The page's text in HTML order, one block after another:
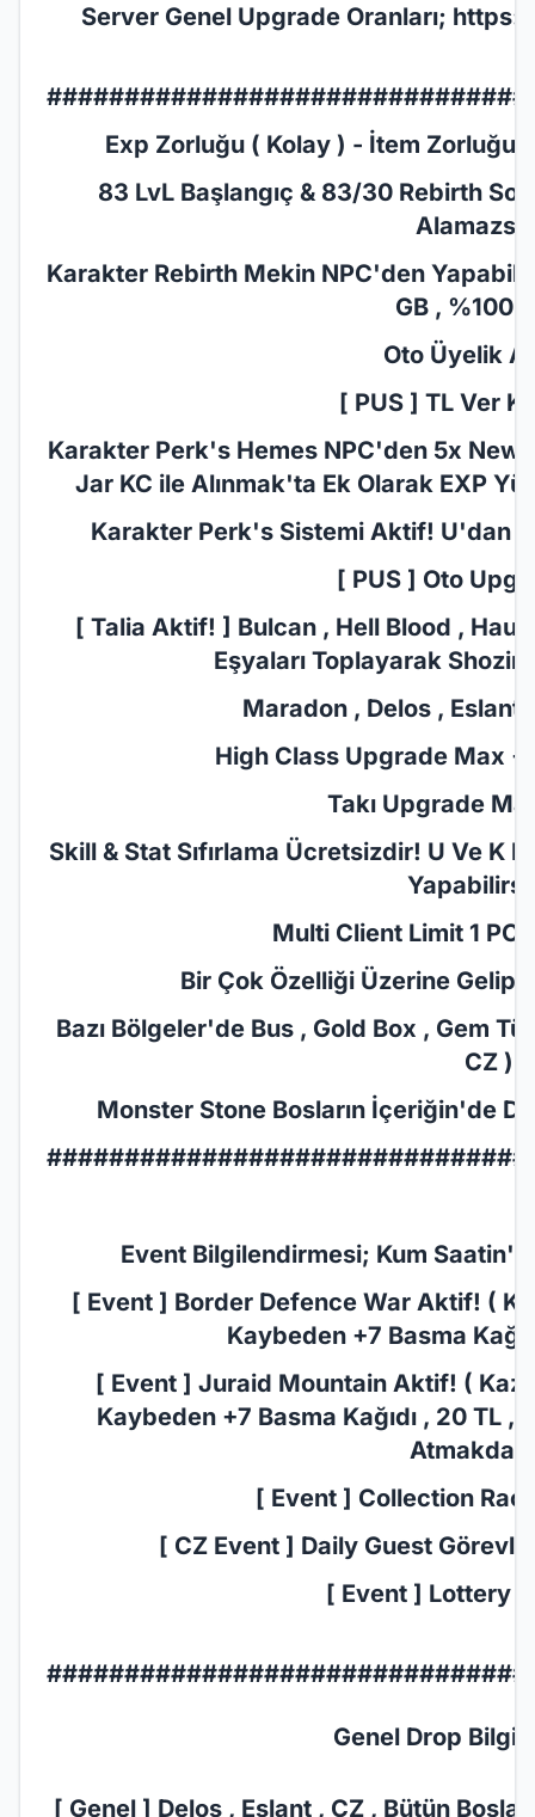
Server Genel Upgrade Oranları;
Exp Zorluğu ( Kolay ) - İtem Zorluğu
83 LvL Başlangıç & 83/30 Rebirth
Karakter Rebirth Mekin NPC'den
GB , %100
Oto Üyelik
[ PUS ] TL Ver
Karakter Perk's Hemes NPC'den 5x New
Jar KC ile Alınmak'ta Ek Olarak EXP
Karakter Perk's Sistemi​ Aktif! U'dan
[ PUS ] Oto
[ Talia Aktif! ] Bulcan , Hell Blood ,
Eşyaları Toplayarak
Maradon , Delos , Eslant
High Class Upgrade Max
Takı Upgrade
Skill & Stat Sıfırlama Ücretsizdir! U Ve K
Multi Client Limit 1 PC
Bir Çok Özelliği Üzerine Gelip
Bazı Bölgeler'de Bus , Gold Box , Gem
CZ )
Monster Stone Bosların İçeriğin'de
Event Bilgilendirmesi; Kum
[ Event ] Border Defence War Aktif! (
Kaybeden +7 Basma
[ Event ] Juraid Mountain Aktif! (
Kaybeden +7 Basma Kağıdı , 20 TL
[ Event ] Collection
[ CZ Event ] Daily Guest
[ Event ] Lottery
Genel Drop
[ Genel ] Delos , Eslant , CZ , Bütün